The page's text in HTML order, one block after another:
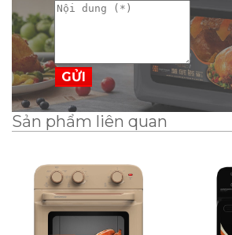
GỬI
Sản phẩm liên quan